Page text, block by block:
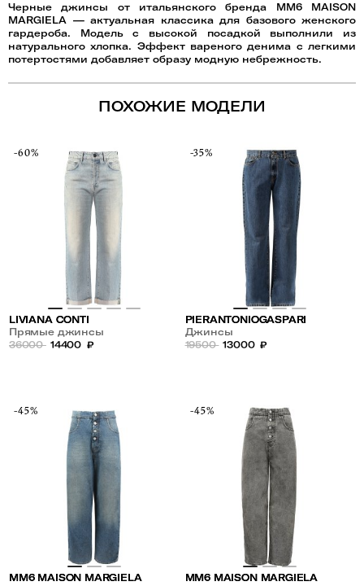
Черные джинсы от итальянского бренда MM6 MAISON
MARGIELA — актуальная классика для базового женского
гардероба. Модель с высокой посадкой выполнили из
натурального хлопка. Эффект вареного денима с легкими
потертостями добавляет образу модную небрежность.
ПОХОЖИЕ МОДЕЛИ
-60%
LIVIANA CONTI
Прямые джинсы
36000 14400 ₽
-35%
PIERANTONIOGASPARI
Джинсы
19500 13000 ₽
-45%
MM6 MAISON MARGIELA
-45%
MM6 MAISON MARGIELA